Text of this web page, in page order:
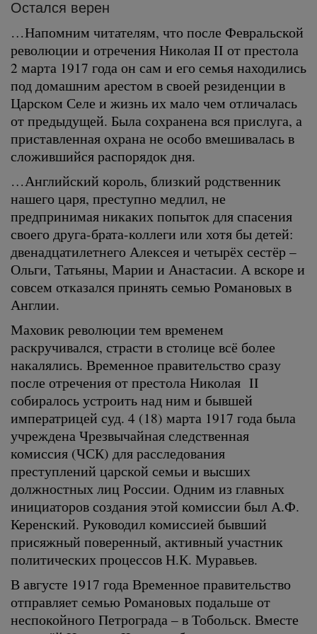
Остался верен
…Напомним читателям, что после Февральской
революции и отречения Николая II от престола
2 марта 1917 года он сам и его семья находились
под домашним арестом в своей резиденции в
Царском Селе и жизнь их мало чем отличалась
от предыдущей. Была сохранена вся прислуга, а
приставленная охрана не особо вмешивалась в
сложившийся распорядок дня.
…Английский король, близкий родственник
нашего царя, преступно медлил, не
предпринимая никаких попыток для спасения
своего друга-брата-коллеги или хотя бы детей:
двенадцатилетнего Алексея и четырёх сестёр –
Ольги, Татьяны, Марии и Анастасии. А вскоре и
совсем отказался принять семью Романовых в
Англии.
Маховик революции тем временем
раскручивался, страсти в столице всё более
накалялись. Временное правительство сразу
после отречения от престола Николая II
собиралось устроить над ним и бывшей
императрицей суд. 4 (18) марта 1917 года была
учреждена Чрезвычайная следственная
комиссия (ЧСК) для расследования
преступлений царской семьи и высших
должностных лиц России. Одним из главных
инициаторов создания этой комиссии был А.Ф.
Керенский. Руководил комиссией бывший
присяжный поверенный, активный участник
политических процессов Н.К. Муравьев.
В августе 1917 года Временное правительство
отправляет семью Романовых подальше от
неспокойного Петрограда – в Тобольск. Вместе